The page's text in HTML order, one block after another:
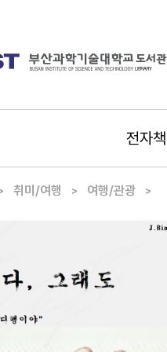
전자책
취미/여행 여행/관광